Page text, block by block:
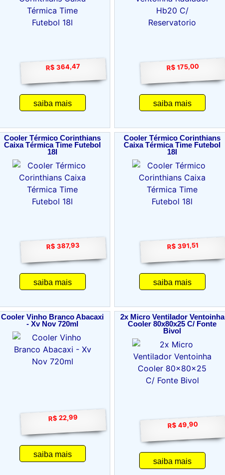
R$ 364,47
saiba mais
R$ 175,00
saiba mais
Cooler Térmico Corinthians
Caixa Térmica Time Futebol
18l
R$ 387,93
saiba mais
Cooler Térmico Corinthians
Caixa Térmica Time Futebol
18l
R$ 391,51
saiba mais
Cooler Vinho Branco Abacaxi
- Xv Nov 720ml
R$ 22,99
saiba mais
2x Micro Ventilador Ventoinha
Cooler 80x80x25 C/ Fonte
Bivol
R$ 49,90
saiba mais